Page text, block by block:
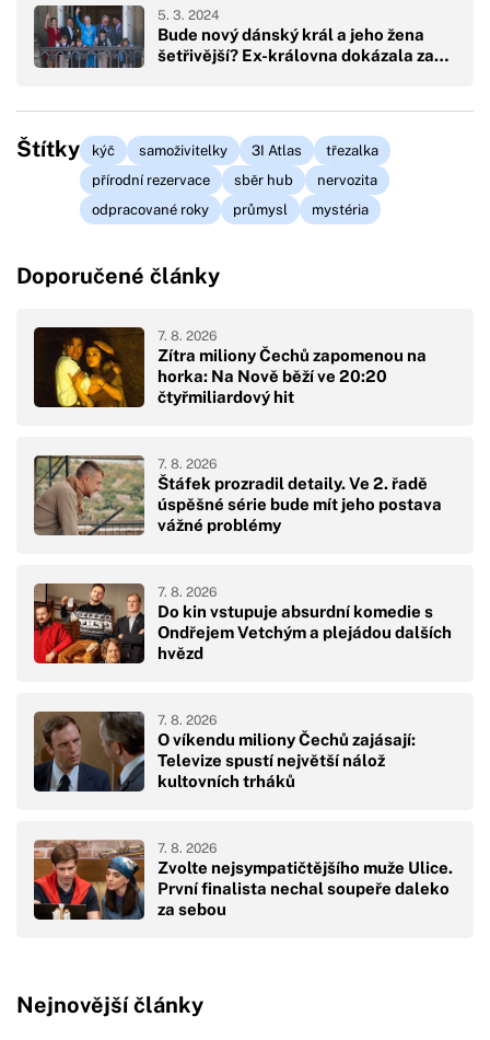
Bude nový dánský král a jeho žena
šetřivější? Ex-královna dokázala za…
5. 3. 2024
Štítky kýč samoživitelky 3I Atlas
třezalka
přírodní rezervace
sběr hub
nervozita
odpracované roky
průmysl mystéria
Doporučené články
Zítra miliony Čechů zapomenou na
horka: Na Nově běží ve 20:20
čtyřmiliardový hit
7. 8. 2026
Štáfek prozradil detaily. Ve 2. řadě
úspěšné série bude mít jeho postava
vážné problémy
7. 8. 2026
Do kin vstupuje absurdní komedie s
Ondřejem Vetchým a plejádou dalších
hvězd
7. 8. 2026
O víkendu miliony Čechů zajásají:
Televize spustí největší nálož
kultovních trháků
7. 8. 2026
Zvolte nejsympatičtějšího muže Ulice.
První finalista nechal soupeře daleko
za sebou
7. 8. 2026
Nejnovější články